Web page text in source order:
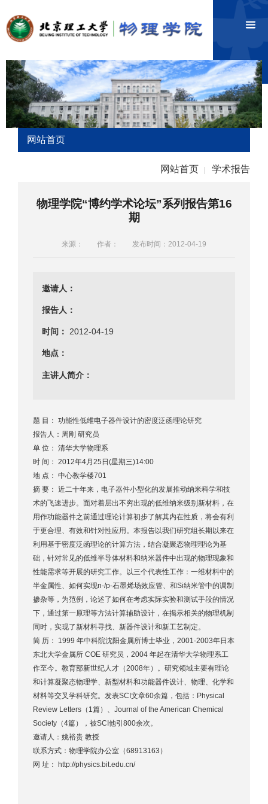
网站首页
网站首页 学术报告
物理学院“博约学术论坛”系列报告第16
期
来源： 作者： 发布时间：2012-04-19
邀请人：
报告人：
时间： 2012-04-19
地点：
主讲人简介：
题 目： 功能性低维电子器件设计的密度泛函理论研究
报告人：周刚 研究员
单 位： 清华大学物理系
时 间： 2012年4月25日(星期三)14:00
地 点： 中心教学楼701
摘 要： 近二十年来，电子器件小型化的发展推动纳米科学和技
术的飞速进步。面对着层出不穷出现的低维纳米级别新材料，在
用作功能器件之前通过理论计算初步了解其内在性质，将会有利
于更合理、有效和针对性应用。本报告以我们研究组长期以来在
利用基于密度泛函理论的计算方法，结合凝聚态物理理论为基
础，针对常见的低维半导体材料和纳米器件中出现的物理现象和
性能需求等开展的研究工作。以三个代表性工作：一维材料中的
半金属性、如何实现n-/p-石墨烯场效应管、和Si纳米管中的调制
掺杂等，为范例，论述了如何在考虑实际实验和测试手段的情况
下，通过第一原理等方法计算辅助设计，在揭示相关的物理机制
同时，实现了新材料寻找、新器件设计和新工艺制定。
简 历： 1999 年中科院沈阳金属所博士毕业，2001-2003年日本
东北大学金属所 COE 研究员，2004 年起在清华大学物理系工
作至今。教育部新世纪人才（2008年）。研究领域主要有理论
和计算凝聚态物理学、新型材料和功能器件设计、物理、化学和
材料等交叉学科研究。发表SCI文章60余篇，包括：Physical
Review Letters（1篇）、Journal of the American Chemical
Society（4篇），被SCI他引800余次。
邀请人：姚裕贵 教授
联系方式：物理学院办公室（68913163）
网 址： http://physics.bit.edu.cn/